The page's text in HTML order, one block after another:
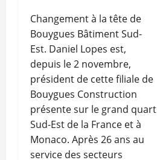
Changement à la tête de
Bouygues Bâtiment Sud-
Est. Daniel Lopes est,
depuis le 2 novembre,
président de cette filiale de
Bouygues Construction
présente sur le grand quart
Sud-Est de la France et à
Monaco. Après 26 ans au
service des secteurs